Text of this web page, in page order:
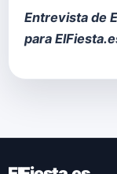
Entrevista de
para